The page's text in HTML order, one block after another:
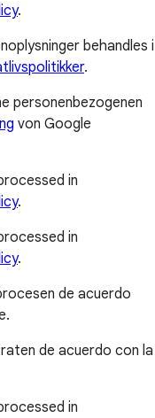
.
behandles i
.
personenbezogenen
von Google
in
.
in
.
de acuerdo
de acuerdo con la
in